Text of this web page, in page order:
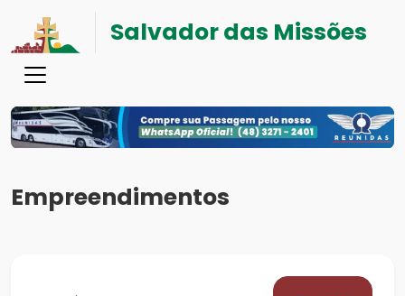
Salvador das Missões
Empreendimentos